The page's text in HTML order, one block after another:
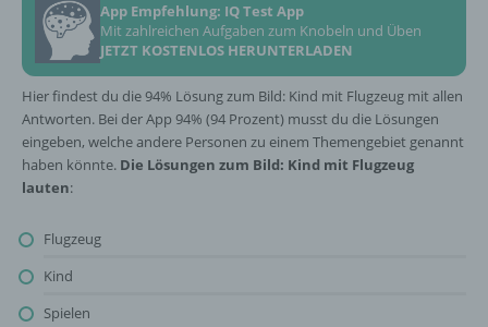
App Empfehlung: IQ Test App
Mit zahlreichen Aufgaben zum Knobeln und Üben
JETZT KOSTENLOS HERUNTERLADEN
Hier findest du die 94% Lösung zum Bild: Kind mit Flugzeug mit allen
Antworten. Bei der App 94% (94 Prozent) musst du die Lösungen
eingeben, welche andere Personen zu einem Themengebiet genannt
haben könnte. Die Lösungen zum Bild: Kind mit Flugzeug
lauten:
Flugzeug
Kind
Spielen